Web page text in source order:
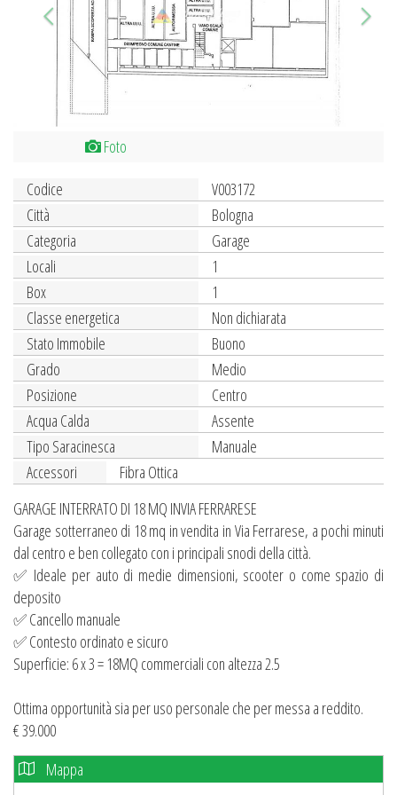
Foto
Codice
V003172
Città
Bologna
Categoria
Garage
Locali
1
Box
1
Classe energetica
Non dichiarata
Stato Immobile
Buono
Grado
Medio
Posizione
Centro
Acqua Calda
Assente
Tipo Saracinesca
Manuale
Accessori
Fibra Ottica
GARAGE INTERRATO DI 18 MQ INVIA FERRARESE
Garage sotterraneo di 18 mq in vendita in Via Ferrarese, a pochi minuti
dal centro e ben collegato con i principali snodi della città.
✅ Ideale per auto di medie dimensioni, scooter o come spazio di
deposito
✅ Cancello manuale
✅ Contesto ordinato e sicuro
Superficie: 6 x 3 = 18MQ commerciali con altezza 2.5
Ottima opportunità sia per uso personale che per messa a reddito.
€ 39.000
Mappa